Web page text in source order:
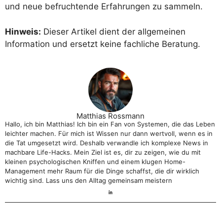
und neue befruchtende Erfahrungen zu sammeln.
Hinweis: Dieser Artikel dient der allgemeinen
Information und ersetzt keine fachliche Beratung.
Matthias Rossmann
Hallo, ich bin Matthias! Ich bin ein Fan von Systemen, die das Leben
leichter machen. Für mich ist Wissen nur dann wertvoll, wenn es in
die Tat umgesetzt wird. Deshalb verwandle ich komplexe News in
machbare Life-Hacks. Mein Ziel ist es, dir zu zeigen, wie du mit
kleinen psychologischen Kniffen und einem klugen Home-
Management mehr Raum für die Dinge schaffst, die dir wirklich
wichtig sind. Lass uns den Alltag gemeinsam meistern